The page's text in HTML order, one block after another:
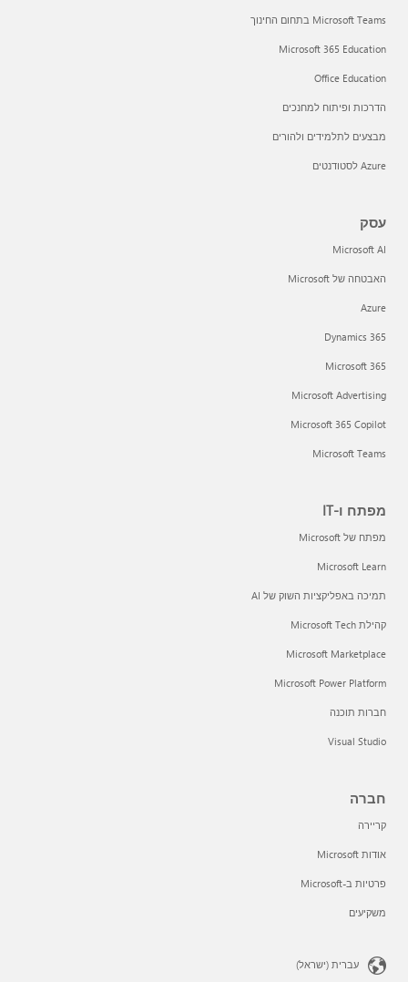
Microsoft Teams בתחום החינוך
Microsoft 365 Education
Office Education
הדרכות ופיתוח למחנכים
מבצעים לתלמידים ולהורים
Azure לסטודנטים
עסק
Microsoft AI
האבטחה של Microsoft
Azure
Dynamics 365
Microsoft 365
Microsoft Advertising
Microsoft 365 Copilot
Microsoft Teams
מפתח ו-IT
מפתח של Microsoft
Microsoft Learn
תמיכה באפליקציות השוק של AI
קהילת Microsoft Tech
Microsoft Marketplace
Microsoft Power Platform
חברות תוכנה
Visual Studio
חברה
קריירה
אודות Microsoft
פרטיות ב-Microsoft
משקיעים
עברית (ישראל)